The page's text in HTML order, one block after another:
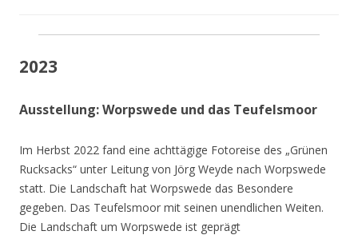
2023
Ausstellung: Worpswede und das Teufelsmoor
Im Herbst 2022 fand eine achttägige Fotoreise des „Grünen
Rucksacks“ unter Leitung von Jörg Weyde nach Worpswede
statt. Die Landschaft hat Worpswede das Besondere
gegeben. Das Teufelsmoor mit seinen unendlichen Weiten.
Die Landschaft um Worpswede ist geprägt